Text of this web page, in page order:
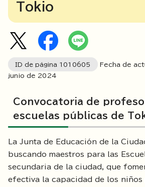
Tokio
ID de página 1010605 Fecha de
junio de 2024
Convocatoria de
escuelas públicas de
La Junta de Educación de la
buscando maestros para las
secundaria de la ciudad, que
efectiva la capacidad de los niños